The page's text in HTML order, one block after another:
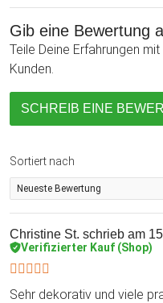
Gib eine Bewertung
Teile Deine Erfahrungen
Kunden.
SCHREIB EINE
Sortiert nach
Christine St. schrieb am
Verifizierter Kauf (Shop)
Sehr dekorativ und viele